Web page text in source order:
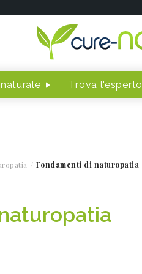
Trova l'esperto
Fondamenti di naturopatia